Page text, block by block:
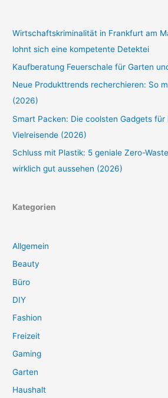
Wirtschaftskriminalität in Frankfurt am
lohnt sich eine kompetente Detektei
Kaufberatung Feuerschale für Garten
Neue Produkttrends recherchieren: So
(2026)
Smart Packen: Die coolsten Gadgets für
Vielreisende (2026)
Schluss mit Plastik: 5 geniale Zero-
wirklich gut aussehen (2026)
Kategorien
Allgemein
Beauty
Büro
DIY
Fashion
Freizeit
Gaming
Garten
Haushalt